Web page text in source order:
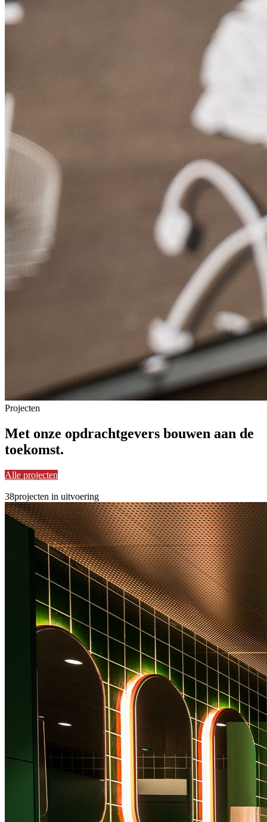
Projecten
Met onze opdrachtgevers bouwen aan de
toekomst.
Alle projecten
38projecten in uitvoering